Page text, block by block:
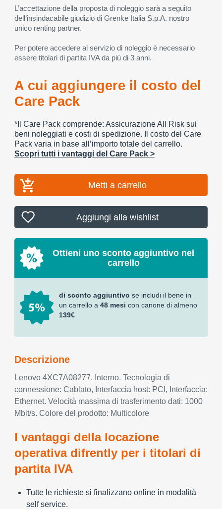
L’accettazione della proposta di noleggio sarà a seguito
dell’insindacabile giudizio di Grenke Italia S.p.A. nostro
unico renting partner.
Per potere accedere al servizio di noleggio è necessario
essere titolari di partita IVA da più di 3 anni.
A cui aggiungere il costo del
Care Pack
*Il Care Pack comprende: Assicurazione All Risk sui
beni noleggiati e costi di spedizione. Il costo del Care
Pack varia in base all’importo totale del carrello.
Scopri tutti i vantaggi del Care Pack >
Metti a carrello
Aggiungi alla wishlist
Ottieni uno sconto aggiuntivo nel
carrello
di sconto aggiuntivo se includi il bene in
un carrello a 48 mesi con canone di almeno
139€
Descrizione
Lenovo 4XC7A08277. Interno. Tecnologia di
connessione: Cablato, Interfaccia host: PCI, Interfaccia:
Ethernet. Velocità massima di trasferimento dati: 1000
Mbit/s. Colore del prodotto: Multicolore
I vantaggi della locazione
operativa difrently per i titolari di
partita IVA
Tutte le richieste si finalizzano online in modalità
self service.